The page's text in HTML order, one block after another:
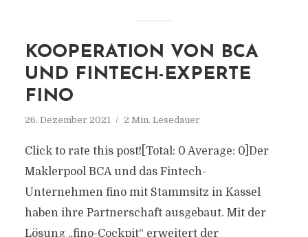
KOOPERATION VON BCA
UND FINTECH-EXPERTE
FINO
26. Dezember 2021 2 Min. Lesedauer
Click to rate this post![Total: 0 Average: 0]Der
Maklerpool BCA und das Fintech-
Unternehmen fino mit Stammsitz in Kassel
haben ihre Partnerschaft ausgebaut. Mit der
Lösung „fino-Cockpit“ erweitert der